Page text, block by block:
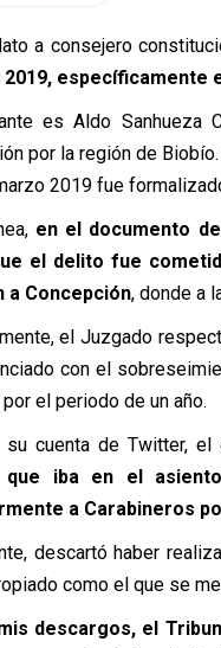
a consejero
2019, específicamente
es Aldo Sanhueza
por la región de
2019 fue
en el documento
el delito fue
a Concepción, donde a
el Juzgado
con el
el periodo de un año.
su cuenta de Twitter, el
que iba en el
a Carabineros
descartó haber
como el que se me
descargos, el